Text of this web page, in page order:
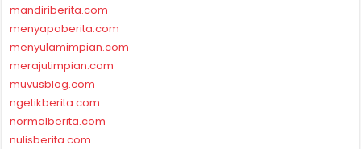
mandiriberita.com
menyapaberita.com
menyulamimpian.com
merajutimpian.com
muvusblog.com
ngetikberita.com
normalberita.com
nulisberita.com